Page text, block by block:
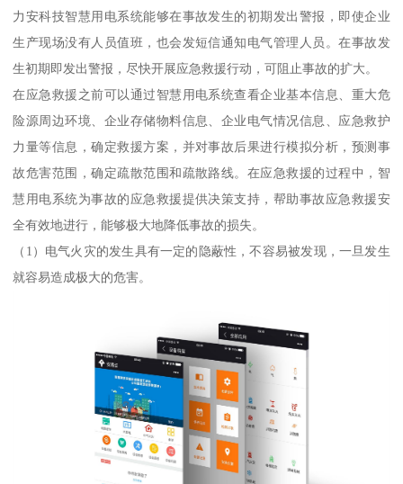
力安科技智慧用电系统能够在事故发生的初期发出警报，即使企业
生产现场没有人员值班，也会发短信通知电气管理人员。在事故发
生初期即发出警报，尽快开展应急救援行动，可阻止事故的扩大。
在应急救援之前可以通过智慧用电系统查看企业基本信息、重大危
险源周边环境、企业存储物料信息、企业电气情况信息、应急救护
力量等信息，确定救援方案，并对事故后果进行模拟分析，预测事
故危害范围，确定疏散范围和疏散路线。在应急救援的过程中，智
慧用电系统为事故的应急救援提供决策支持，帮助事故应急救援安
全有效地进行，能够极大地降低事故的损失。
（1）电气火灾的发生具有一定的隐蔽性，不容易被发现，一旦发生
就容易造成极大的危害。